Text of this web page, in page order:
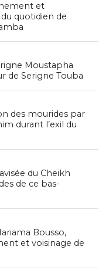
et
quotidien de
Moustapha
de Serigne Touba
des mourides par
durant l’exil du
du Cheikh
de ce bas-
Bousso,
et voisinage de